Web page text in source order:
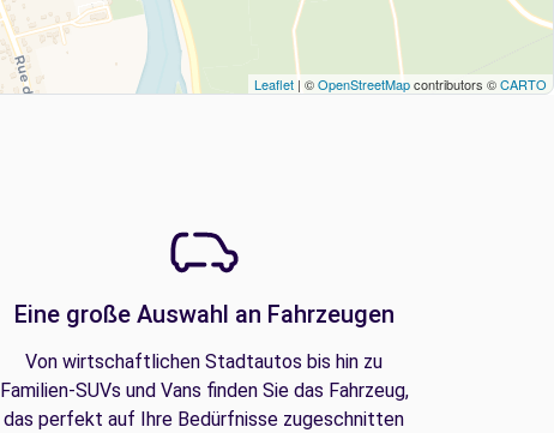
Leaflet | ©OpenStreetMapcontributors ©CARTO
Eine große Auswahl an Fahrzeugen
Von wirtschaftlichen Stadtautos bis hin zu
Familien-SUVs und Vans finden Sie das Fahrzeug,
das perfekt auf Ihre Bedürfnisse zugeschnitten